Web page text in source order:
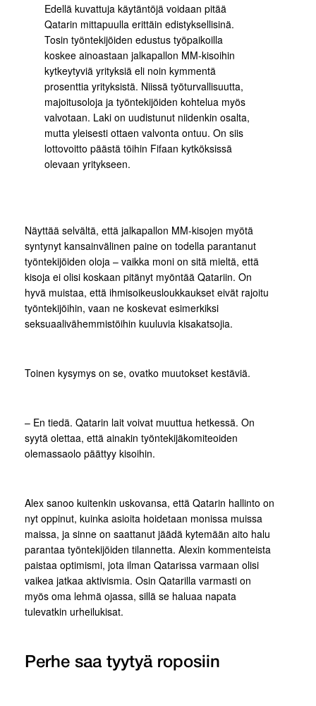
Edellä kuvattuja käytäntöjä voidaan pitää
Qatarin mittapuulla erittäin edistyksellisinä.
Tosin työntekijöiden edustus työpaikoilla
koskee ainoastaan jalkapallon MM-kisoihin
kytkeytyviä yrityksiä eli noin kymmentä
prosenttia yrityksistä. Niissä työturvallisuutta,
majoitusoloja ja työntekijöiden kohtelua myös
valvotaan. Laki on uudistunut niidenkin osalta,
mutta yleisesti ottaen valvonta ontuu. On siis
lottovoitto päästä töihin Fifaan kytköksissä
olevaan yritykseen.
Näyttää selvältä, että jalkapallon MM-kisojen myötä
syntynyt kansainvälinen paine on todella parantanut
työntekijöiden oloja – vaikka moni on sitä mieltä, että
kisoja ei olisi koskaan pitänyt myöntää Qatariin. On
hyvä muistaa, että ihmisoikeusloukkaukset eivät rajoitu
työntekijöihin, vaan ne koskevat esimerkiksi
seksuaalivähemmistöihin kuuluvia kisakatsojia.
Toinen kysymys on se, ovatko muutokset kestäviä.
– En tiedä. Qatarin lait voivat muuttua hetkessä. On
syytä olettaa, että ainakin työntekijäkomiteoiden
olemassaolo päättyy kisoihin.
Alex sanoo kuitenkin uskovansa, että Qatarin hallinto on
nyt oppinut, kuinka asioita hoidetaan monissa muissa
maissa, ja sinne on saattanut jäädä kytemään aito halu
parantaa työntekijöiden tilannetta. Alexin kommenteista
paistaa optimismi, jota ilman Qatarissa varmaan olisi
vaikea jatkaa aktivismia. Osin Qatarilla varmasti on
myös oma lehmä ojassa, sillä se haluaa napata
tulevatkin urheilukisat.
Perhe saa tyytyä roposiin